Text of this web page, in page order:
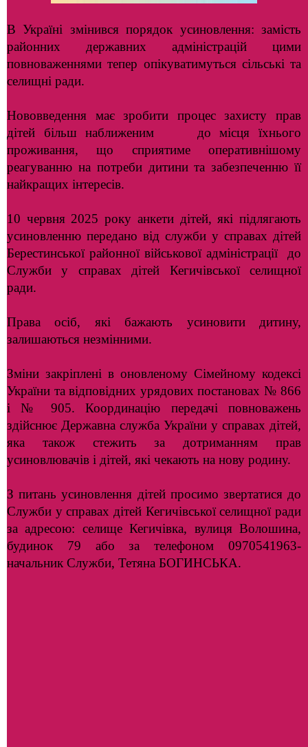
В Україні змінився порядок усиновлення: замість
районних державних адміністрацій цими
повноваженнями тепер опікуватимуться сільські та
селищні ради.
Нововведення має зробити процес захисту прав
дітей більш наближеним до місця їхнього
проживання, що сприятиме оперативнішому
реагуванню на потреби дитини та забезпеченню її
найкращих інтересів.
10 червня 2025 року анкети дітей, які підлягають
усиновленню передано від служби у справах дітей
Берестинської районної військової адміністрації до
Служби у справах дітей Кегичівської селищної
ради.
Права осіб, які бажають усиновити дитину,
залишаються незмінними.
Зміни закріплені в оновленому Сімейному кодексі
України та відповідних урядових постановах № 866
і № 905. Координацію передачі повноважень
здійснює Державна служба України у справах дітей,
яка також стежить за дотриманням прав
усиновлювачів і дітей, які чекають на нову родину.
З питань усиновлення дітей просимо звертатися до
Служби у справах дітей Кегичівської селищної ради
за адресою: селище Кегичівка, вулиця Волошина,
будинок 79 або за телефоном 0970541963-
начальник Служби, Тетяна БОГИНСЬКА.